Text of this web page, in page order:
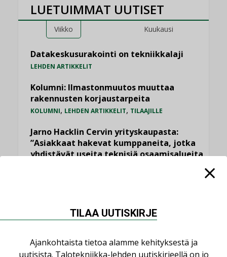
LUETUIMMAT UUTISET
Viikko Kuukausi
Datakeskusurakointi on tekniikkalaji
LEHDEN ARTIKKELIT
Kolumni: Ilmastonmuutos muuttaa
rakennusten korjaustarpeita
KOLUMNI, LEHDEN ARTIKKELIT, TILAAJILLE
Jarno Hacklin Cervin yrityskaupasta:
”Asiakkaat hakevat kumppaneita, jotka
yhdistävät useita teknisiä osaamisalueita
perusparannushankkeissa
AJANKOHTAISTA,TILAAJILLE
Kaivamattomat menetelmät
vakiinnuttavat asemansa taloyhtiöissä
TILAA UUTISKIRJE
Ajankohtaista tietoa alamme kehityksestä ja
uutisista. Talotekniikka-lehden uutiskirjeellä on jo